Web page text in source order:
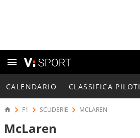
CALENDARIO CLASSIFICA PILOTI
F1 SCUDERIE MCLAREN
McLaren